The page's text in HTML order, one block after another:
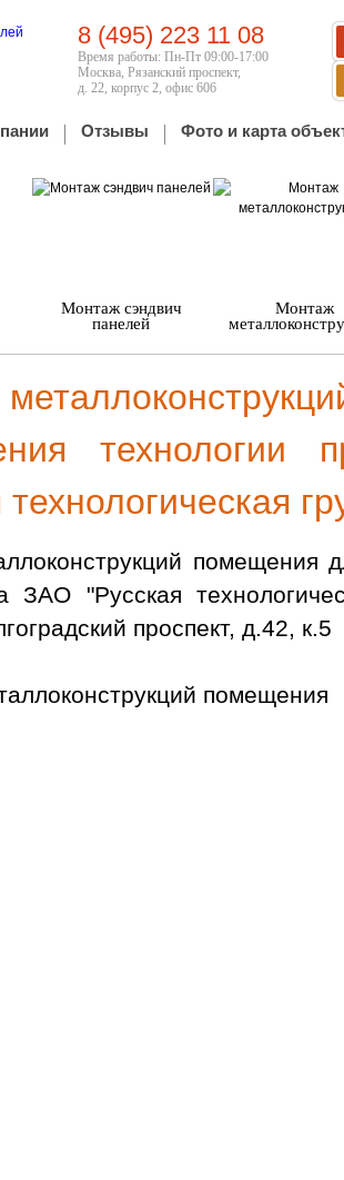
8 (495) 223 11 08
Время работы: Пн-Пт 09:00-17:00
Москва, Рязанский проспект,
д. 22, корпус 2, офис 606
Отзывы Фото и карта
Монтаж сэндвич
панелей
Монтаж
технологии
технологическая
помещения
ЗАО "Русская
проспект, д.42, к.5